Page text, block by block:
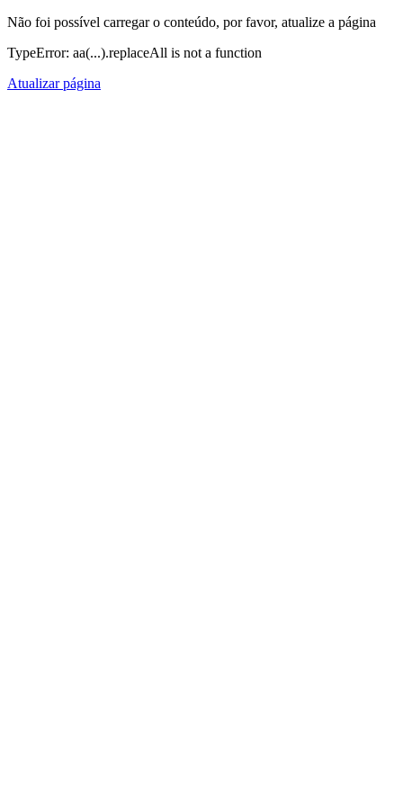
Não foi possível carregar o conteúdo, por favor, atualize a página
TypeError: aa(...).replaceAll is not a function
Atualizar página